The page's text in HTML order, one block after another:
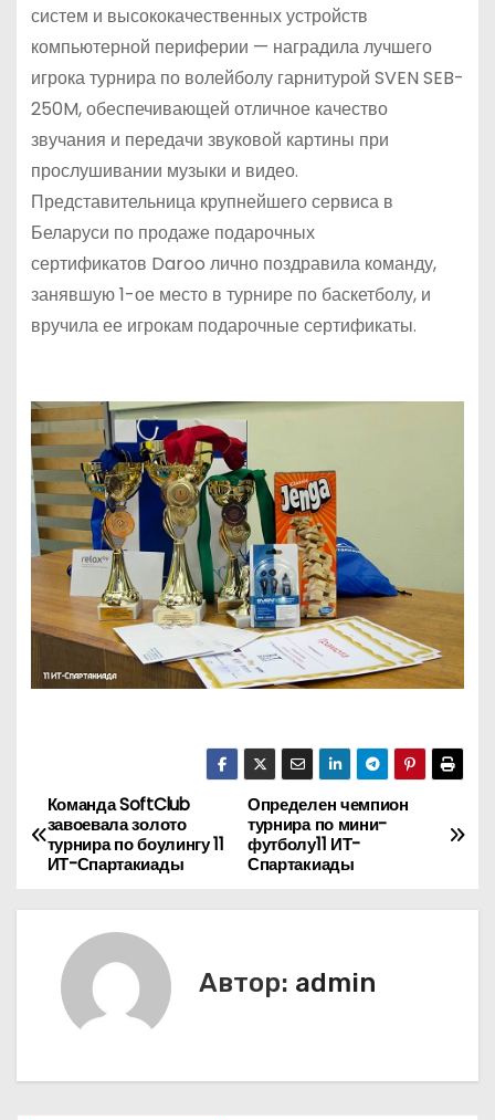
систем и высококачественных устройств
компьютерной периферии — наградила лучшего
игрока турнира по волейболу гарнитурой SVEN SEB-
250M, обеспечивающей отличное качество
звучания и передачи звуковой картины при
прослушивании музыки и видео.
Представительница крупнейшего сервиса в
Беларуси по продаже подарочных
сертификатов Daroo лично поздравила команду,
занявшую 1-ое место в турнире по баскетболу, и
вручила ее игрокам подарочные сертификаты.
Н
а
в
ц
Определен чемпион
турнира по мини-
футболу11 ИТ-
Спартакиады
Команда SoftClub
завоевала золото
турнира по боулингу 11
ИТ-Спартакиады
Автор: admin